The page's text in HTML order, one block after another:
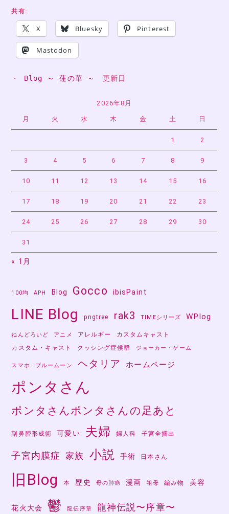
共有:
X Bluesky Pinterest
Mastodon
・ Blog ～ 蓮の華 ～ 更新日
2026年8月
月 火 水 木 金 土 日
1 2
3 4 5 6 7 8 9
10 11 12 13 14 15 16
17 18 19 20 21 22 23
24 25 26 27 28 29 30
31
« 1月
100均 APH Blog Gocco ibisPaint
LINE Blog pngtree rak3 TIMEシリーズ WPlog
ねんどろいど アニメ アレルギー
カスタムキャスト
カスタム・キャスト
クッシング症候群 ジョーカー・ゲーム
スマホ ブルームーン ヘタリア ホームページ
ポンタさん
ポンタさんポンタさんの足あと
副鼻腔形成術 可愛い 夫婦 婦人科 子宮全摘出
子宮内膜症 家族 小説 手術 日本さん
旧Blog 本 歴史 母の肺癌 漫画 祖母 編み物 美容
花火大会 鬱 龍伝序章 龍神伝説〜序章〜